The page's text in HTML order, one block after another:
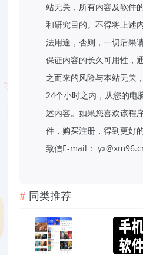
站无关，所有内容及软件
和研究目的。不得将上述
法用途，否则，一切后果
保证内容的长久可用性，
之而来的风险与本站无关
24个小时之内，从您的电
述内容。如果您喜欢该程
件，购买注册，得到更好
致信E-mail：
同类推荐